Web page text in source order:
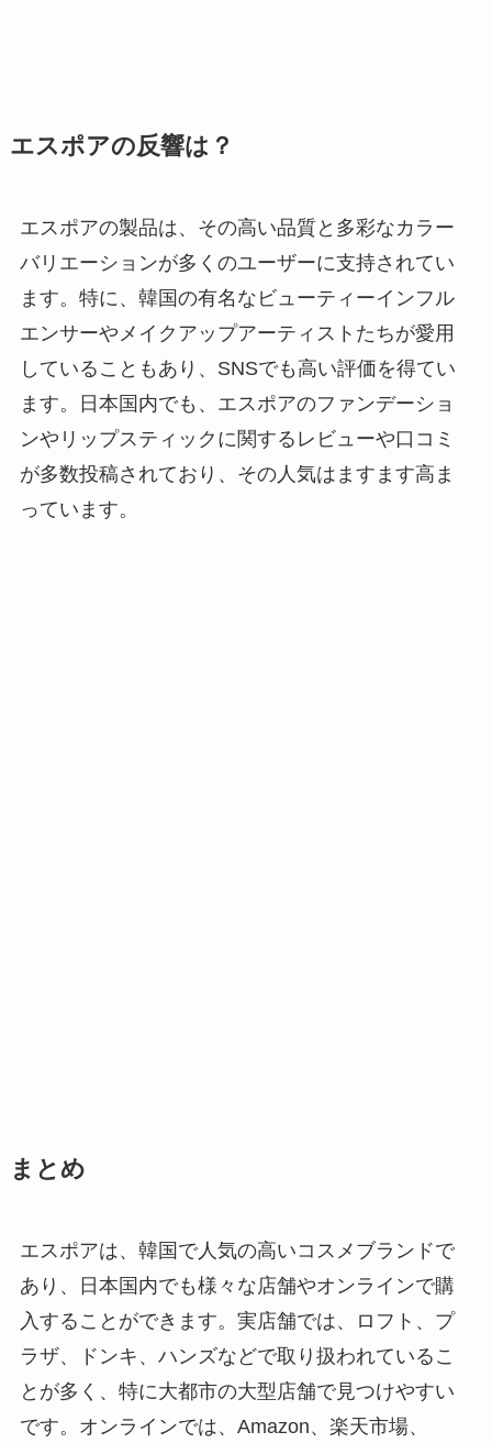
エスポアの反響は？
エスポアの製品は、その高い品質と多彩なカラー
バリエーションが多くのユーザーに支持されてい
ます。特に、韓国の有名なビューティーインフル
エンサーやメイクアップアーティストたちが愛用
していることもあり、SNSでも高い評価を得てい
ます。日本国内でも、エスポアのファンデーショ
ンやリップスティックに関するレビューや口コミ
が多数投稿されており、その人気はますます高ま
っています。
まとめ
エスポアは、韓国で人気の高いコスメブランドで
あり、日本国内でも様々な店舗やオンラインで購
入することができます。実店舗では、ロフト、プ
ラザ、ドンキ、ハンズなどで取り扱われているこ
とが多く、特に大都市の大型店舗で見つけやすい
です。オンラインでは、Amazon、楽天市場、